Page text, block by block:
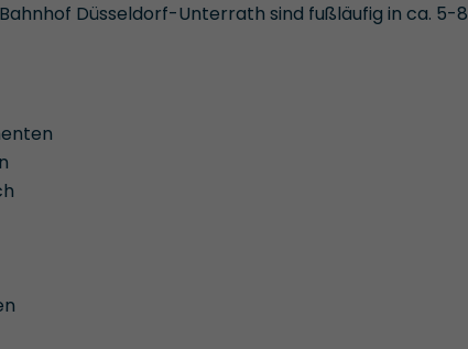
Düsseldorf-Unterrath sind fußläufig in ca. 5-8